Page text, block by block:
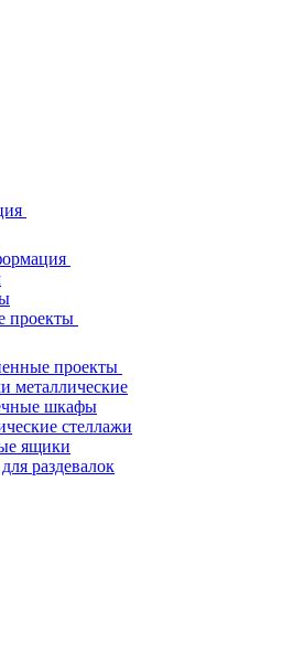
проекты
проекты
металлические
шкафы
стеллажи
ящики
раздевалок